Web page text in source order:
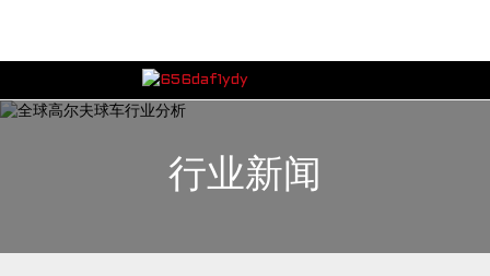
行业新闻